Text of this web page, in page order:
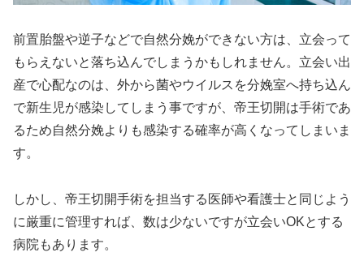
前置胎盤や逆子などで自然分娩ができない方は、立会って
もらえないと落ち込んでしまうかもしれません。立会い出
産で心配なのは、外から菌やウイルスを分娩室へ持ち込ん
で新生児が感染してしまう事ですが、帝王切開は手術であ
るため自然分娩よりも感染する確率が高くなってしまいま
す。
しかし、帝王切開手術を担当する医師や看護士と同じよう
に厳重に管理すれば、数は少ないですが立会いOKとする
病院もあります。